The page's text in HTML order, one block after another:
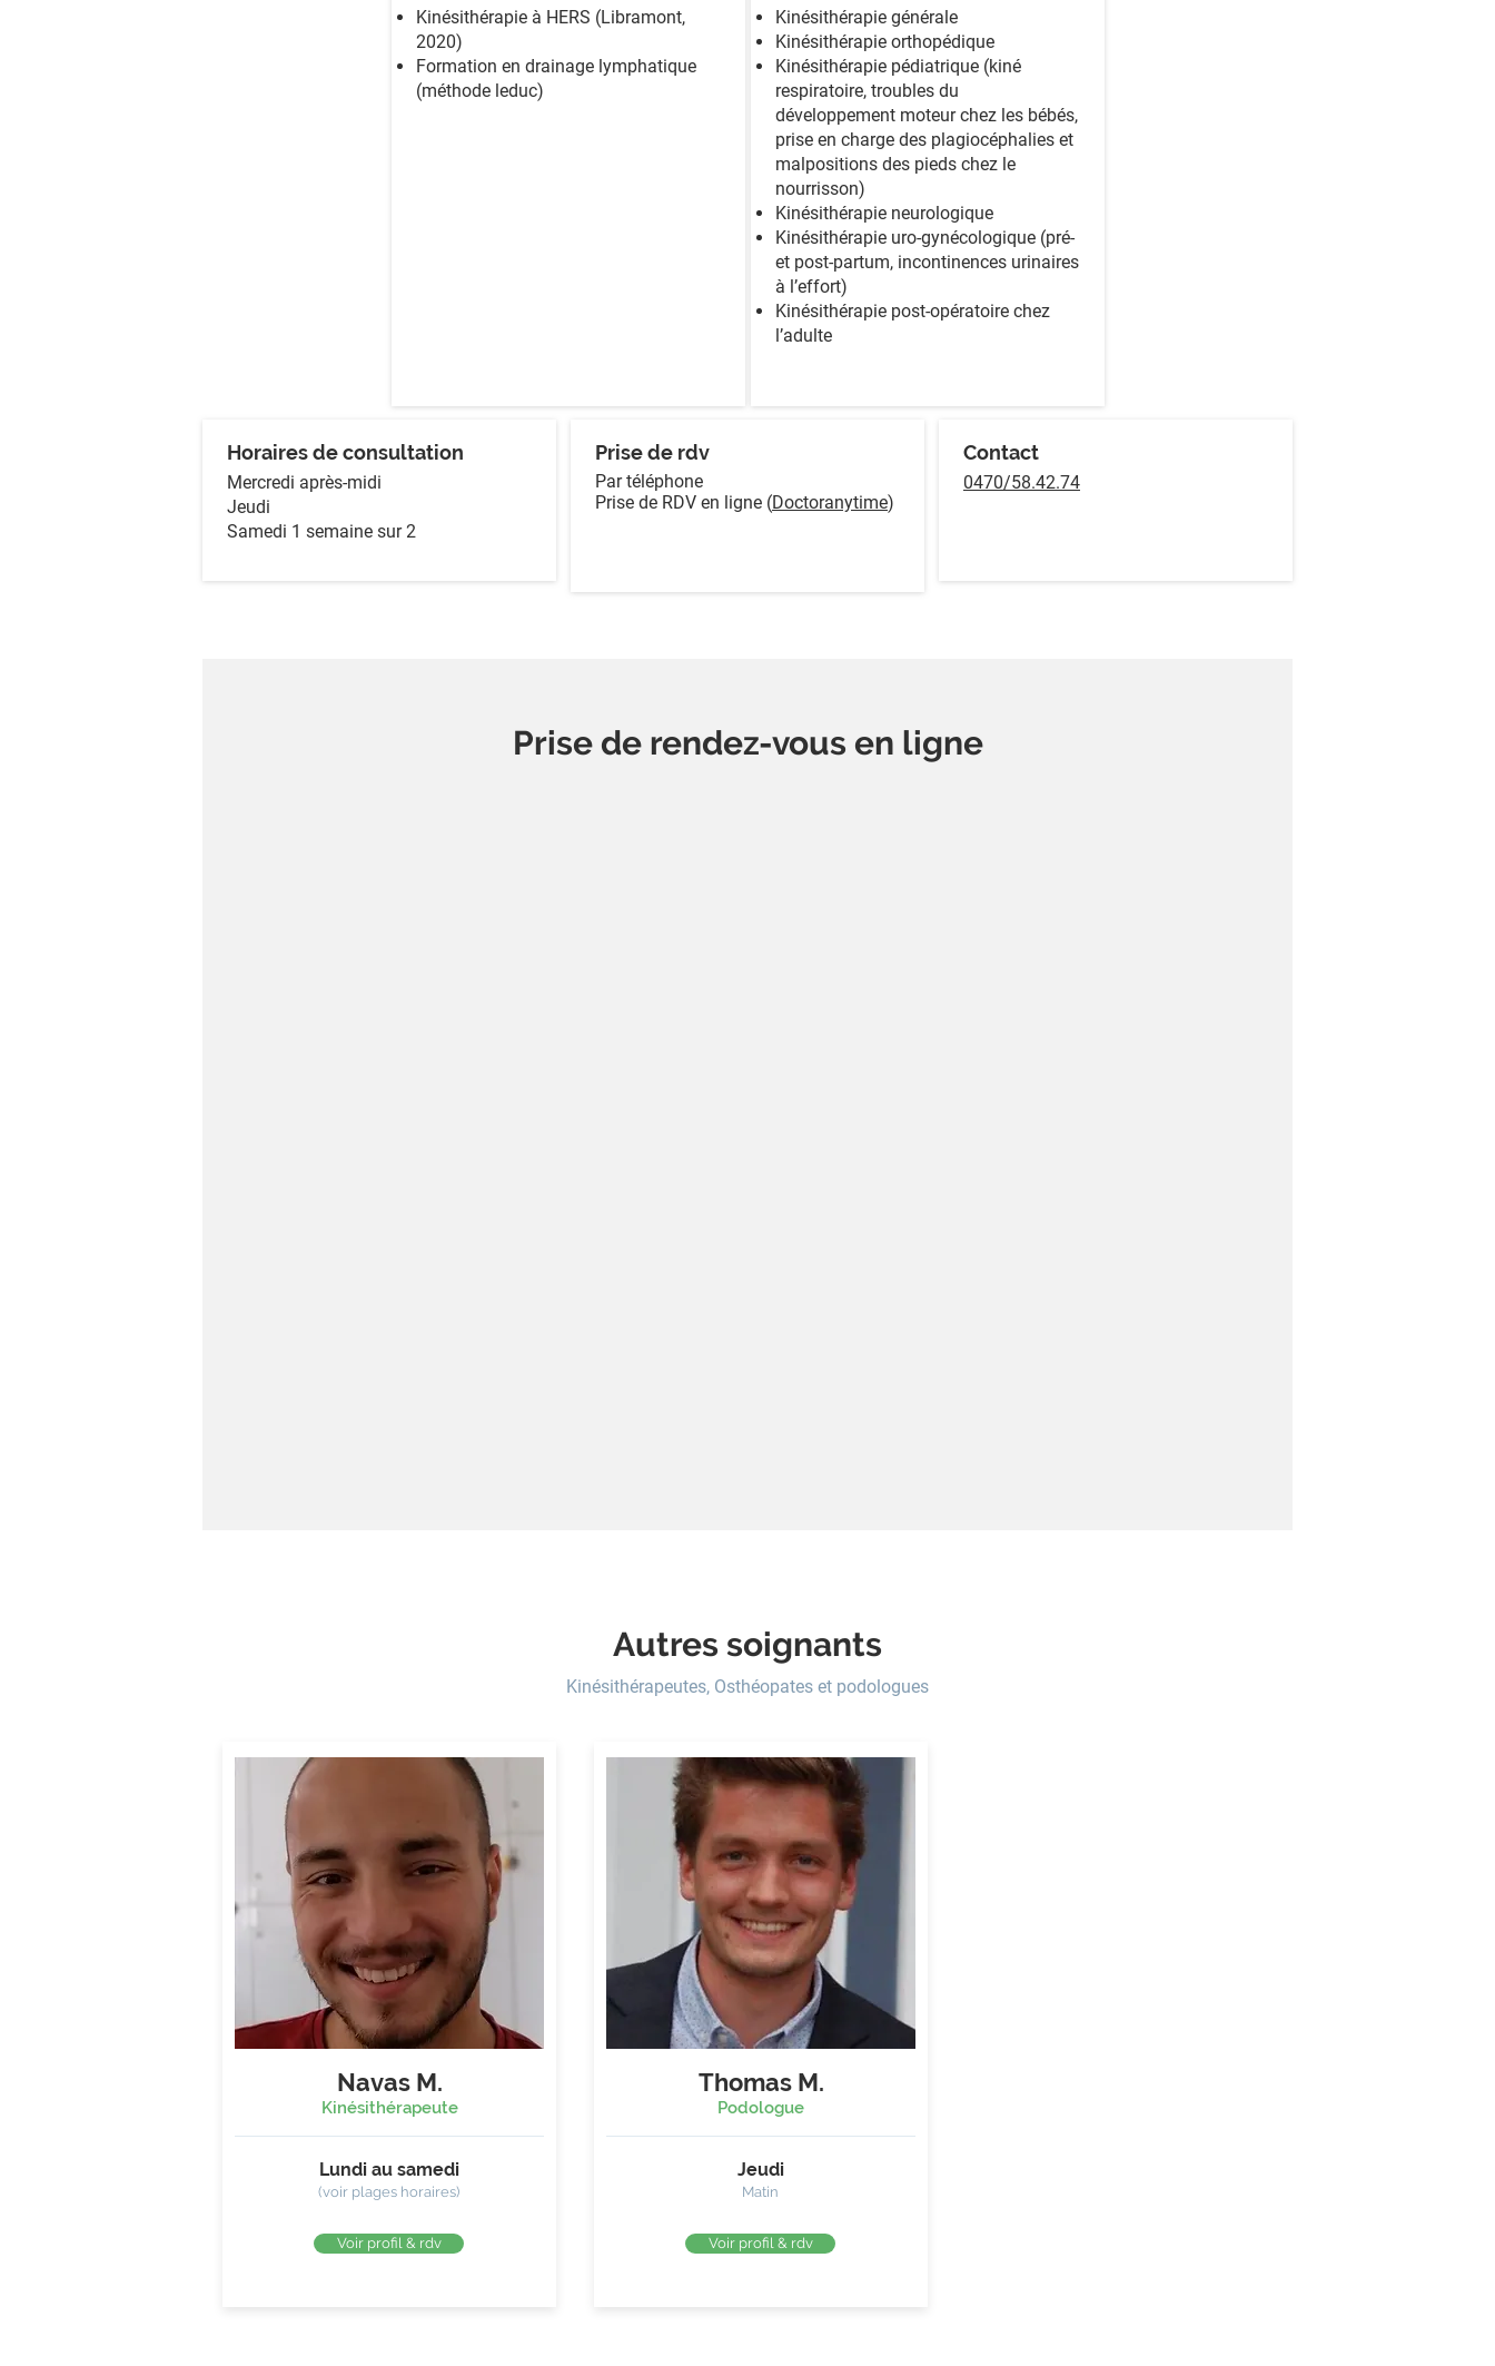
Kinésithérapie à HERS (Libramont,
2020)
Formation en drainage lymphatique
(méthode leduc)
​Kinésithérapie générale
Kinésithérapie orthopédique
Kinésithérapie pédiatrique (kiné
respiratoire, troubles du
développement moteur chez les bébés,
prise en charge des plagiocéphalies et
malpositions des pieds chez le
nourrisson)
Kinésithérapie neurologique
Kinésithérapie uro-gynécologique (pré-
et post-partum, incontinences urinaires
à l’effort)
Kinésithérapie post-opératoire chez
l’adulte
Horaires de consultation
Mercredi après-midi
Jeudi
Samedi 1 semaine sur 2
Prise de rdv
Par téléphone
Prise de RDV en ligne (Doctoranytime)
Contact
0470/58.42.74
Prise de rendez-vous en ligne
Autres soignants
Kinésithérapeutes, Osthéopates et podologues
Navas M.
Kinésithérapeute
Lundi au samedi
(voir plages horaires)
Voir profil & rdv
Thomas M.
Podologue
Jeudi
Matin
Voir profil & rdv